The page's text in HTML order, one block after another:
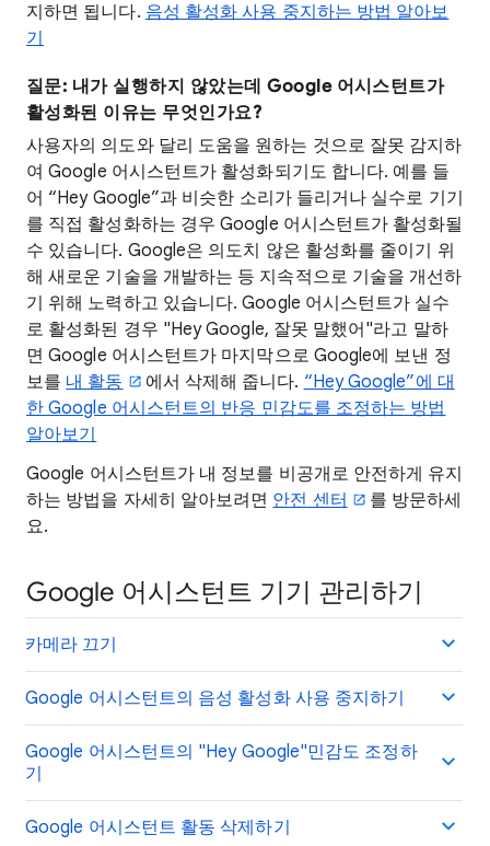
지하면 됩니다. 음성 활성화 사용 중지하는 방법 알아보
기
질문: 내가 실행하지 않았는데 Google 어시스턴트가
활성화된 이유는 무엇인가요?
사용자의 의도와 달리 도움을 원하는 것으로 잘못 감지하
여 Google 어시스턴트가 활성화되기도 합니다. 예를 들
어 “Hey Google”과 비슷한 소리가 들리거나 실수로 기기
를 직접 활성화하는 경우 Google 어시스턴트가 활성화될
수 있습니다. Google은 의도치 않은 활성화를 줄이기 위
해 새로운 기술을 개발하는 등 지속적으로 기술을 개선하
기 위해 노력하고 있습니다. Google 어시스턴트가 실수
로 활성화된 경우 "Hey Google, 잘못 말했어"라고 말하
면 Google 어시스턴트가 마지막으로 Google에 보낸 정
보를 내 활동 에서 삭제해 줍니다. “Hey Google”에 대
한 Google 어시스턴트의 반응 민감도를 조정하는 방법
알아보기
Google 어시스턴트가 내 정보를 비공개로 안전하게 유지
하는 방법을 자세히 알아보려면 안전 센터
를 방문하세
요.
Google 어시스턴트 기기 관리하기
카메라 끄기
Google 어시스턴트의 음성 활성화 사용 중지하기
Google 어시스턴트의 "Hey Google"민감도 조정하
기
Google 어시스턴트 활동 삭제하기